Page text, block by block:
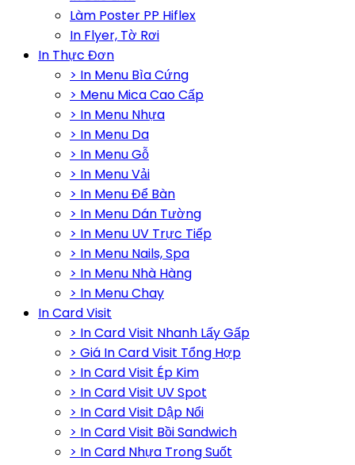
Làm Poster PP Hiflex
In Flyer, Tờ Rơi
In Thực Đơn
> In Menu Bìa Cứng
> Menu Mica Cao Cấp
> In Menu Nhựa
> In Menu Da
> In Menu Gỗ
> In Menu Vải
> In Menu Để Bàn
> In Menu Dán Tường
> In Menu UV Trực Tiếp
> In Menu Nails, Spa
> In Menu Nhà Hàng
> In Menu Chay
In Card Visit
> In Card Visit Nhanh Lấy Gấp
> Giá In Card Visit Tổng Hợp
> In Card Visit Ép Kim
> In Card Visit UV Spot
> In Card Visit Dập Nổi
> In Card Visit Bồi Sandwich
> In Card Nhựa Trong Suốt